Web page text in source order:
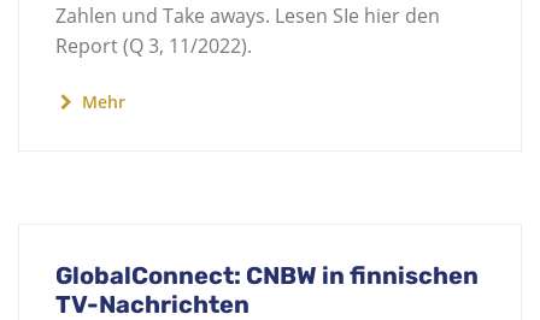
Zahlen und Take aways. Lesen SIe hier den
Report (Q 3, 11/2022).
Mehr
GlobalConnect: CNBW in finnischen
TV-Nachrichten